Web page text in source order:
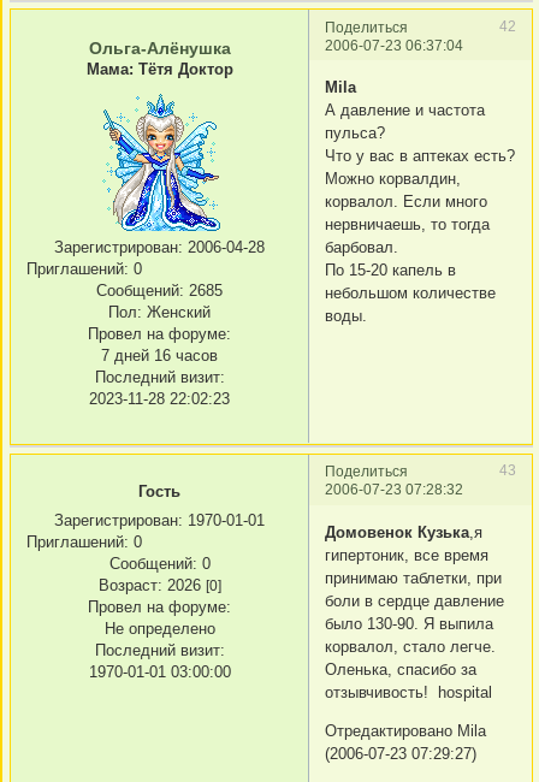
Поделиться
42
2006-07-23 06:37:04
Ольга-Алёнушка
Мама: Тётя Доктор
Зарегистрирован: 2006-04-28
Приглашений: 0
Сообщений: 2685
Пол: Женский
Провел на форуме:
7 дней 16 часов
Последний визит:
2023-11-28 22:02:23
Mila
А давление и частота
пульса?
Что у вас в аптеках есть?
Можно корвалдин,
корвалол. Если много
нервничаешь, то тогда
барбовал.
По 15-20 капель в
небольшом количестве
воды.
Поделиться
43
2006-07-23 07:28:32
Гость
Зарегистрирован: 1970-01-01
Приглашений: 0
Сообщений: 0
Возраст: 2026 [0]
Провел на форуме:
Не определено
Последний визит:
1970-01-01 03:00:00
Домовенок Кузька ,я
гипертоник, все время
принимаю таблетки, при
боли в сердце давление
было 130-90. Я выпила
корвалол, стало легче.
Оленька, спасибо за
отзывчивость! hospital
Отредактировано Mila
(2006-07-23 07:29:27)